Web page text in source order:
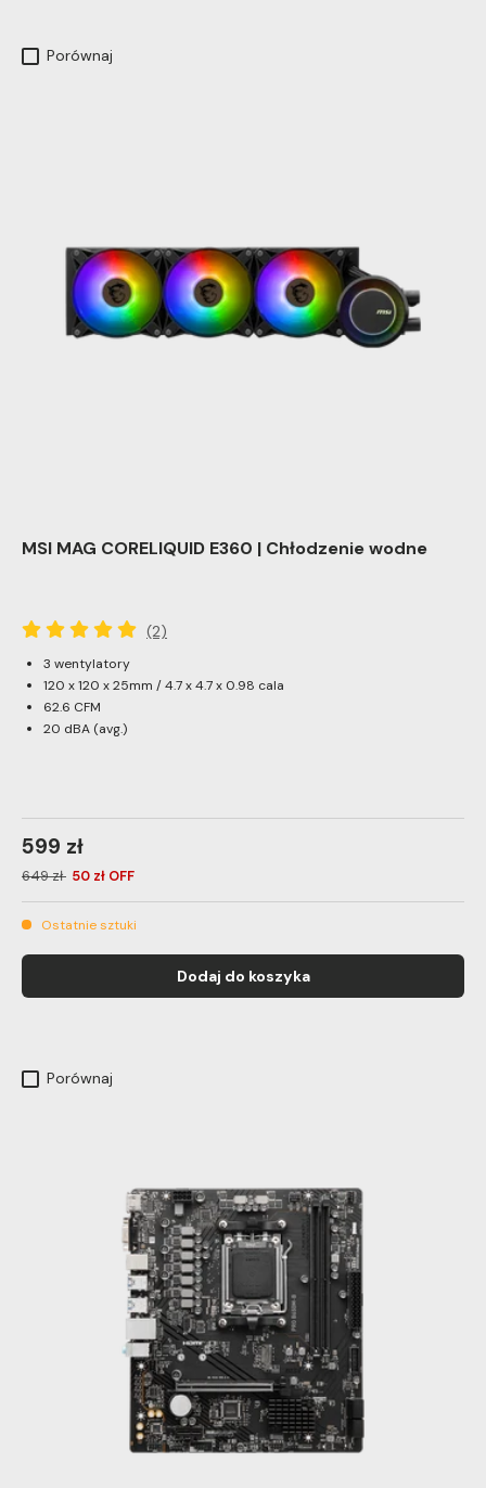
Porównaj
MSI MAG CORELIQUID E360 | Chłodzenie wodne
(2)
3 wentylatory
120 x 120 x 25mm / 4.7 x 4.7 x 0.98 cala
62.6 CFM
20 dBA (avg.)
599 zł
649 zł 50 zł OFF
Ostatnie sztuki
Dodaj do koszyka
Porównaj